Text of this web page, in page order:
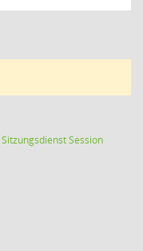
SitzungsdienstSession(Wird in